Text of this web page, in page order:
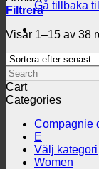
Gå tillbaka
Filtrera
Visar 1–15 av 38
Search
Cart
Categories
Compagnie
E
Välj kategori
Women